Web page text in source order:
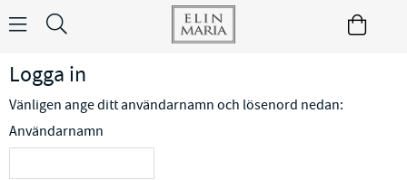
Logga in
Vänligen ange ditt användarnamn och lösenord nedan:
Användarnamn